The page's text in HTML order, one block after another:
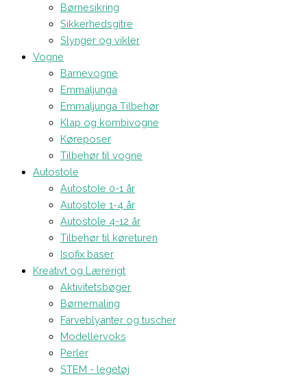
Børnesikring
Sikkerhedsgitre
Slynger og vikler
Vogne
Barnevogne
Emmaljunga
Emmaljunga Tilbehør
Klap og kombivogne
Køreposer
Tilbehør til vogne
Autostole
Autostole 0-1 år
Autostole 1-4 år
Autostole 4-12 år
Tilbehør til køreturen
Isofix baser
Kreativt og Lærerigt
Aktivitetsbøger
Børnemaling
Farveblyanter og tuscher
Modellervoks
Perler
STEM - legetøj